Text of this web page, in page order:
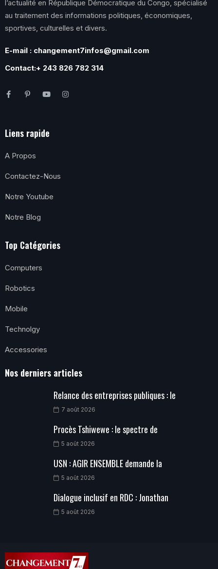
l’actualité en République Démocratique du Congo, spécialisé
au traitement des informations politiques, économiques,
sportives, culturelles et divers.
E-mail : changement7infos@gmail.com
Contact:+ 243 826 782 314
Liens rapide
A Propos
Contactez-Nous
Notre Youtube
Notre Blog
Top Catégories
Computers
Robotics
Mobile
Technolgy
Accessories
Nos derniers articles
Relance des entreprises publiques : le
7 août 2026
Procès Tshiwewe : le spectre de
5 août 2026
USN : AGIR ENSEMBLE demande la
5 août 2026
Dialogue inclusif en RDC : Jonathan
5 août 2026